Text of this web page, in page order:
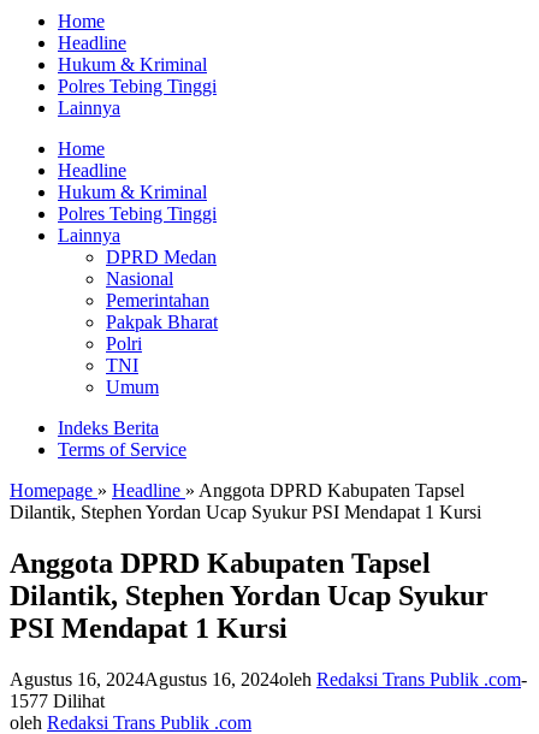
Home
Headline
Hukum & Kriminal
Polres Tebing Tinggi
Lainnya
Home
Headline
Hukum & Kriminal
Polres Tebing Tinggi
Lainnya
DPRD Medan
Nasional
Pemerintahan
Pakpak Bharat
Polri
TNI
Umum
Indeks Berita
Terms of Service
Homepage » Headline » Anggota DPRD Kabupaten Tapsel
Dilantik, Stephen Yordan Ucap Syukur PSI Mendapat 1 Kursi
Anggota DPRD Kabupaten Tapsel
Dilantik, Stephen Yordan Ucap Syukur
PSI Mendapat 1 Kursi
Agustus 16, 2024Agustus 16, 2024oleh Redaksi Trans Publik .com-
1577 Dilihat
oleh Redaksi Trans Publik .com